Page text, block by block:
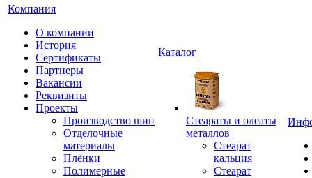
Компания
О компании
История
Сертификаты
Партнеры
Вакансии
Реквизиты
Проекты
Производство шин
Отделочные
материалы
Плёнки
Полимерные
Каталог
Стеараты и олеаты
металлов
Стеарат
кальция
Стеарат